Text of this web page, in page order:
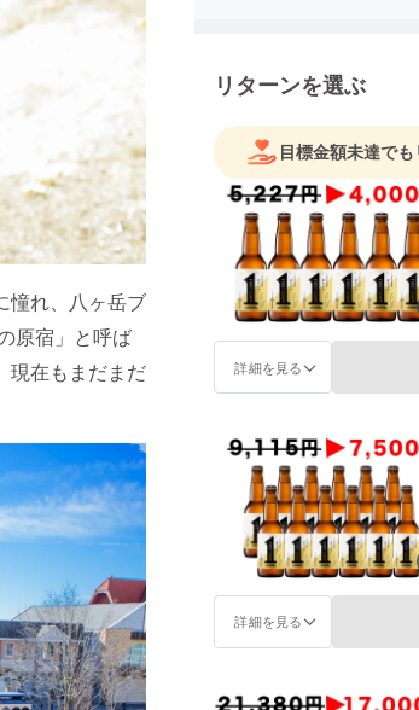
憧れ、八ヶ岳ブ
原宿」と呼ば
現在もまだまだ
者・舩木上次のラブコー
然水、厳選麦芽とホップ
使用したクラフトビール
＜八ヶ岳ビール タッチ
清里開拓の父、ポール
11月25日～1979年12月
を日本に初めて広めた人
南麓に広がる雄大な自然
蒔いた開拓の種と挑戦の
指し、「八ヶ岳ビール
げることに致しました。
＜八ヶ岳ブルワリーの受
・ヴァイス
IBC2017 ヴァイツェン
・清里ラガー
WBA2016 Rice Beer部
リターンを選ぶ
目標金額未達で
詳細を見る
詳細を見る